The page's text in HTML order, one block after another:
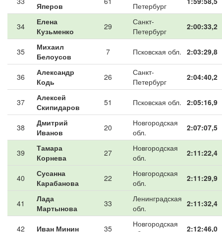
Яперов
Петербург
34
Елена
Кузьменко
29
Санкт-
Петербург
2:00:33,2
35
Михаил
Белоусов
7 Псковская обл. 2:03:29,8
36
Александр
Кодь
26
Санкт-
Петербург
2:04:40,2
37
Алексей
Скипидаров
51 Псковская обл. 2:05:16,9
38
Дмитрий
Иванов
20
Новгородская
обл.
2:07:07,5
39
Тамара
Корнева
27
Новгородская
обл.
2:11:22,4
40
Сусанна
Карабанова
22
Новгородская
обл.
2:11:29,9
41
Лада
Мартынова
33
Ленинградская
обл.
2:11:32,4
42 Иван Минин 35
Новгородская
2:12:46,0